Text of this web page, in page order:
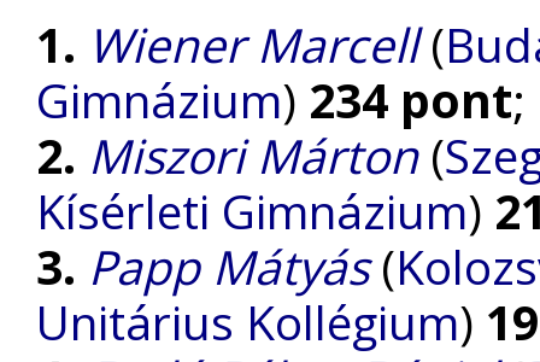
1. Wiener Marcell(
Gimnázium) 234 pont;
2. Miszori Márton(
Kísérleti Gimnázium)
3. Papp Mátyás(
Unitárius Kollégium)